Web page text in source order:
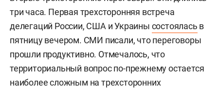
три часа. Первая трехсторонняя встреча
делегаций России, США и Украины состоялась в
пятницу вечером. СМИ писали, что переговоры
прошли продуктивно. Отмечалось, что
территориальный вопрос по-прежнему остается
наиболее сложным на трехсторонних